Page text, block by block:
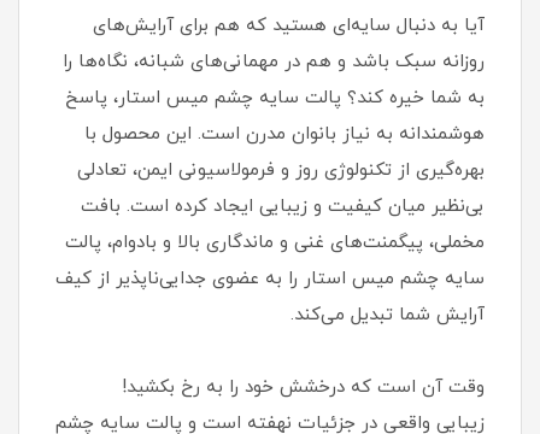
آیا به دنبال سایه‌ای هستید که هم برای آرایش‌های
روزانه سبک باشد و هم در مهمانی‌های شبانه، نگاه‌ها را
به شما خیره کند؟ پالت سایه چشم میس استار، پاسخ
هوشمندانه به نیاز بانوان مدرن است. این محصول با
بهره‌گیری از تکنولوژی روز و فرمولاسیونی ایمن، تعادلی
بی‌نظیر میان کیفیت و زیبایی ایجاد کرده است. بافت
مخملی، پیگمنت‌های غنی و ماندگاری بالا و بادوام، پالت
سایه چشم میس استار را به عضوی جدایی‌ناپذیر از کیف
آرایش شما تبدیل می‌کند.
وقت آن است که درخشش خود را به رخ بکشید!
زیبایی واقعی در جزئیات نهفته است و پالت سایه چشم